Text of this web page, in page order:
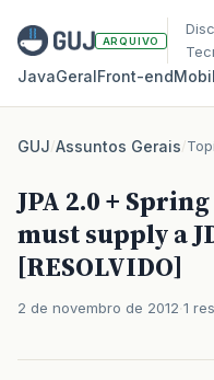
ARQUIVO
JavaGeralFront‑end
GUJ/Assuntos Gerais/
JPA 2.0 +
must supply a
[RESOLVIDO]
2 de novembro de 2012 1